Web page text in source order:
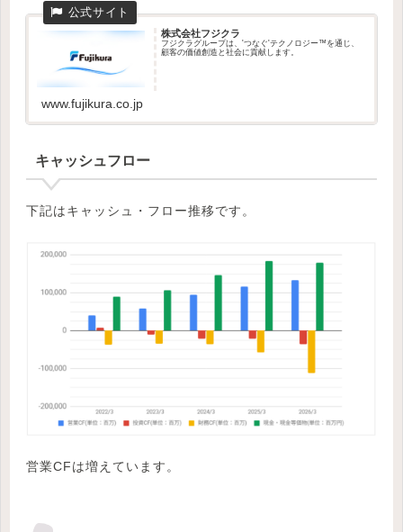
株式会社フジクラ
フジクラグループは、'つなぐ'テクノロジー™を通じ、
顧客の価値創造と社会に貢献します。
www.fujikura.co.jp
キャッシュフロー
下記はキャッシュ・フロー推移です。
営業CFは増えています。